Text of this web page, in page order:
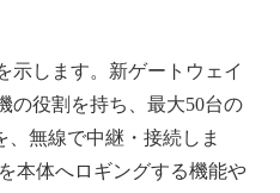
示します。新ゲートウェイ
の役割を持ち、最大50台の
無線で中継・接続しま
本体へロギングする機能や